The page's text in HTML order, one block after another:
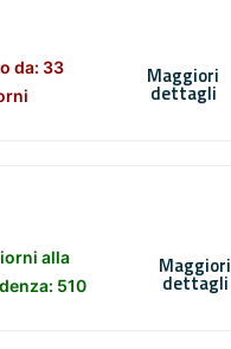
da: 33
Maggiori
dettagli
alla
510
Maggiori
dettagli